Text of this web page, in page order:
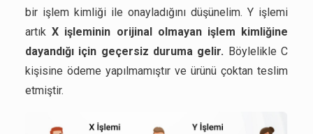
bir işlem kimliği ile onayladığını düşünelim. Y işlemi
artıkX işleminin orijinal olmayan işlem kimliğine
dayandığı için geçersiz duruma gelir. Böylelikle C
kişisine ödeme yapılmamıştır ve ürünü çoktan teslim
etmiştir.